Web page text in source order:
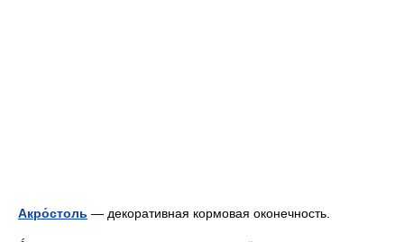
Акро́столь — декоративная кормовая оконечность.